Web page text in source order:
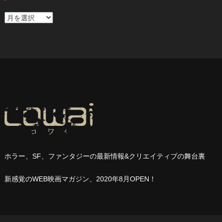
ア
ホラー、SF、ファンタジーの最新情報&クリエイティブの舞台裏
新感覚のWEB映画マガジン、2020年8月OPEN ！